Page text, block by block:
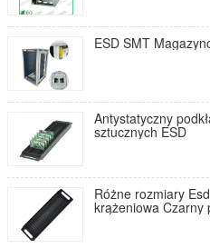
ESD SMT
Antystatyczny
sztucznych ESD
Różne rozmiary
krążeniowa Czarny